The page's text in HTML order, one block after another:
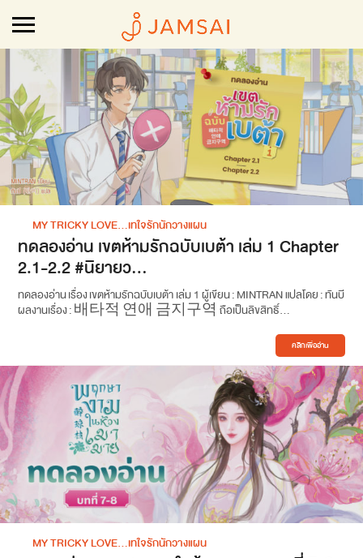
MY TRICKY LOVE…เทใจรักนักวางแผน
ทดลองอ่าน เขตห้ามรักฉบับเบต้า เล่ม 1 Chapter
2.1-2.2 #นิยายว...
ทดลองอ่าน เรื่อง เขตห้ามรักฉบับเบต้า เล่ม 1 ผู้เขียน : MINTRAN แปลโดย : ทันบี
ผลงานเรื่อง : 배타적 연애 금지구역 ถือเป็นลิขสิทธิ์...
คลิกเพื่ออ่าน
MY TRICKY LOVE…เทใจรักนักวางแผน